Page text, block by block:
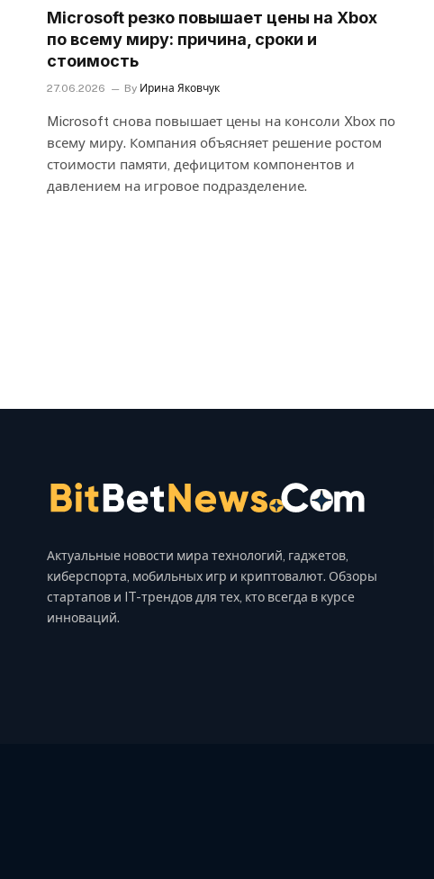
Microsoft резко повышает цены на Xbox
по всему миру: причина, сроки и
стоимость
27.06.2026 By Ирина Яковчук
Microsoft снова повышает цены на консоли Xbox по
всему миру. Компания объясняет решение ростом
стоимости памяти, дефицитом компонентов и
давлением на игровое подразделение.
Актуальные новости мира технологий, гаджетов,
киберспорта, мобильных игр и криптовалют. Обзоры
стартапов и IT-трендов для тех, кто всегда в курсе
инноваций.